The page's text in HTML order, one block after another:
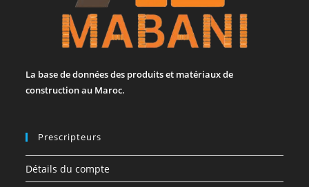
La base de données des produits et matériaux de
construction au Maroc.
Prescripteurs
Détails du compte